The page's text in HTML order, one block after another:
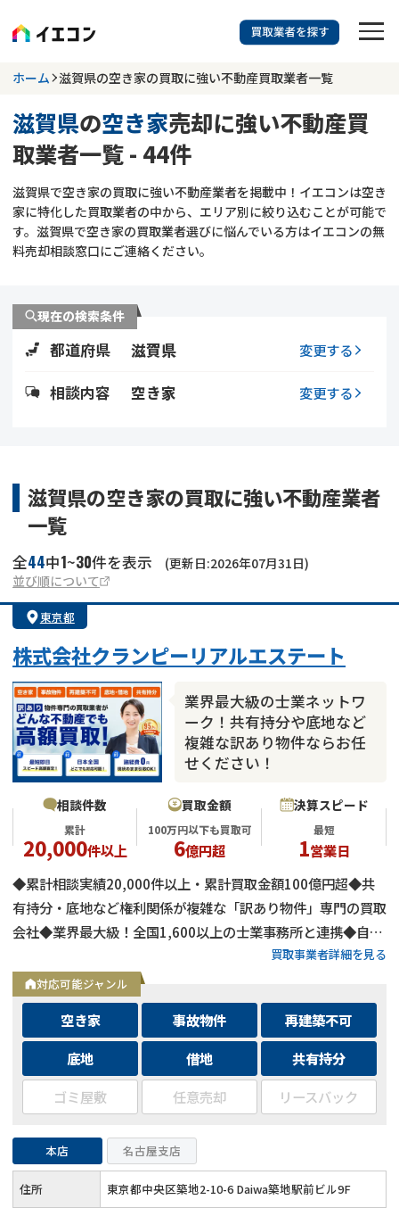
訳あり物件に強い業者を探す
滋賀県 空き家
703
更新日 :2026年07月31日
業者を探す
空き家
再建築不可
ゴミ屋敷
リースバック
不動産コラム
不動産売却
訳あり不動産
土地売却
借地 不動産リースバック
任意売却
アンケート調査
ホーム 滋賀県の空き家の買取に強い不動産買取業者一覧
滋賀県の空き家売却に強い不動産買
取業者一覧 - 44件
滋賀県で空き家の買取に強い不動産業者を掲載中！イエコンは空き
家に特化した買取業者の中から、エリア別に絞り込むことが可能で
す。滋賀県で空き家の買取業者選びに悩んでいる方はイエコンの無
料売却相談窓口にご連絡ください。
現在の検索条件
都道府県 滋賀県 変更する
相談内容 空き家 変更する
滋賀県の空き家の買取に強い不動産業者
一覧
全44中1~30件を表示
(更新日:2026年07月31日)
並び順について
東京都
株式会社クランピーリアルエステート
業界最大級の士業ネットワ
ーク！共有持分や底地など
複雑な訳あり物件ならお任
せください！
相談件数
累計
20,000件以上
買取金額
100万円以下も買取可
6億円超
決算スピード
最短
1営業日
◆累計相談実績20,000件以上・累計買取金額100億円超◆共
有持分・底地など権利関係が複雑な「訳あり物件」専門の買取
会社◆業界最大級！全国1,600以上の士業事務所と連携◆自己
資金による買取のため、融資審査を待たず最短即日で決済可能
◆士業事務所や大手不動産会社からの相談実績も多数
買取事業者詳細を見る
対応可能ジャンル
空き家 事故物件
再建築不可
底地
借地
共有持分
ゴミ屋敷
任意売却 リースバック
本店 名古屋支店
住所 東京都中央区築地2-10-6 Daiwa築地駅前ビル9F